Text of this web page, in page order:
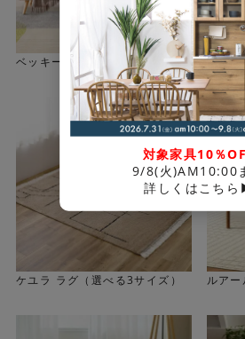
ベッキー ラグ（選べる3サイ
クロア
ケユラ ラグ（選べる3サイズ） ルア
対象家具10％
9/8(火)AM10:00
詳しくはこちら